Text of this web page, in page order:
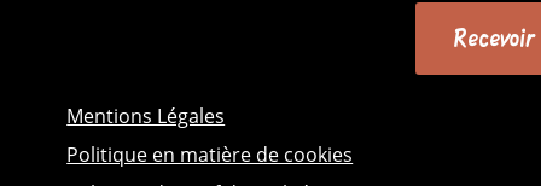
Mentions Légales
Politique en matière de cookies